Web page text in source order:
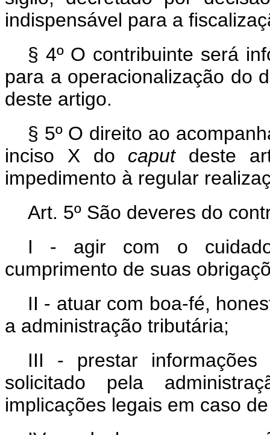
indispensável para a
§ 4º O contribuinte será
para a operacionalização do
deste artigo.
§ 5º O direito ao
inciso X do caputdeste
impedimento à regular
Art. 5º São deveres do
I - agir com o
cumprimento de suas
II - atuar com boa-fé,
a administração tributária;
III - prestar informações
solicitado pela
implicações legais em caso